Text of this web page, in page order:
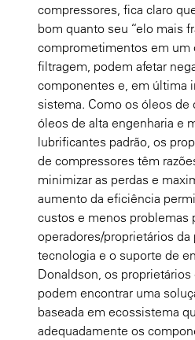
compressores, fica claro
bom quanto seu “elo mais
comprometimentos em um
filtragem, podem afetar
componentes e, em última
sistema. Como os óleos de
óleos de alta engenharia e
lubrificantes padrão, os
de compressores têm
minimizar as perdas e
aumento da eficiência
custos e menos problemas
operadores/proprietários da
tecnologia e o suporte de
Donaldson, os
podem encontrar uma
baseada em ecossistema
adequadamente os